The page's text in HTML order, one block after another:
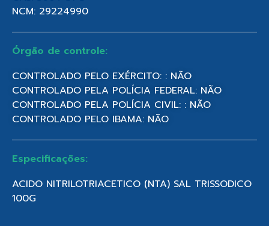
NCM: 29224990
Órgão de controle:
CONTROLADO PELO EXÉRCITO: : NÃO
CONTROLADO PELA POLÍCIA FEDERAL: NÃO
CONTROLADO PELA POLÍCIA CIVIL: : NÃO
CONTROLADO PELO IBAMA: NÃO
Especificações:
ACIDO NITRILOTRIACETICO (NTA) SAL TRISSODICO
100G